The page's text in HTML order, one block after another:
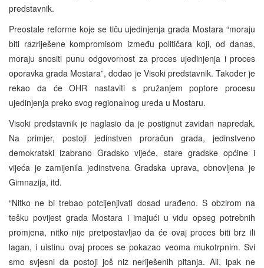
predstavnik.
Preostale reforme koje se tiču ujedinjenja grada Mostara “moraju
biti razriješene kompromisom između političara koji, od danas,
moraju snositi punu odgovornost za proces ujedinjenja i proces
oporavka grada Mostara”, dodao je Visoki predstavnik. Također je
rekao da će OHR nastaviti s pružanjem poptore procesu
ujedinjenja preko svog regionalnog ureda u Mostaru.
Visoki predstavnik je naglasio da je postignut zavidan napredak.
Na primjer, postoji jedinstven proračun grada, jedinstveno
demokratski izabrano Gradsko vijeće, stare gradske općine i
vijeća je zamijenila jedinstvena Gradska uprava, obnovljena je
Gimnazija, itd.
“Nitko ne bi trebao potcijenjivati dosad urađeno. S obzirom na
tešku povijest grada Mostara i imajući u vidu opseg potrebnih
promjena, nitko nije pretpostavljao da će ovaj proces biti brz ili
lagan, i uistinu ovaj proces se pokazao veoma mukotrpnim. Svi
smo svjesni da postoji još niz neriješenih pitanja. Ali, ipak ne